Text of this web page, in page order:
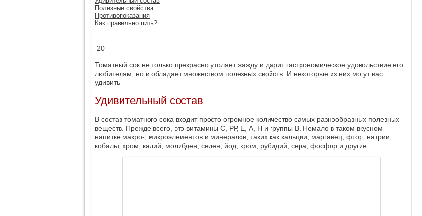
Полезные свойства
Противопоказания
Как правильно пить?
20
Томатный сок не только прекрасно утоляет жажду и дарит гастрономическое удовольствие его
любителям, но и обладает множеством полезных свойств. И некоторые из них могут вас
удивить.
Удивительный состав
В состав томатного сока входит просто огромное количество самых разнообразных полезных
веществ. Прежде всего, это витамины С, РР, Е, А, Н и группы В. Немало в таком вкусном
напитке макро-, микроэлементов и минералов, таких как кальций, марганец, фтор, натрий,
кобальт, хром, калий, молибден, селен, йод, хром, рубидий, сера, фосфор и другие.